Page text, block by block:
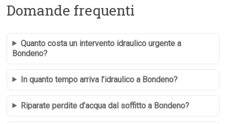
Domande frequenti
Quanto costa un intervento idraulico urgente a
Bondeno?
In quanto tempo arriva l’idraulico a Bondeno?
Riparate perdite d’acqua dal soffitto a Bondeno?